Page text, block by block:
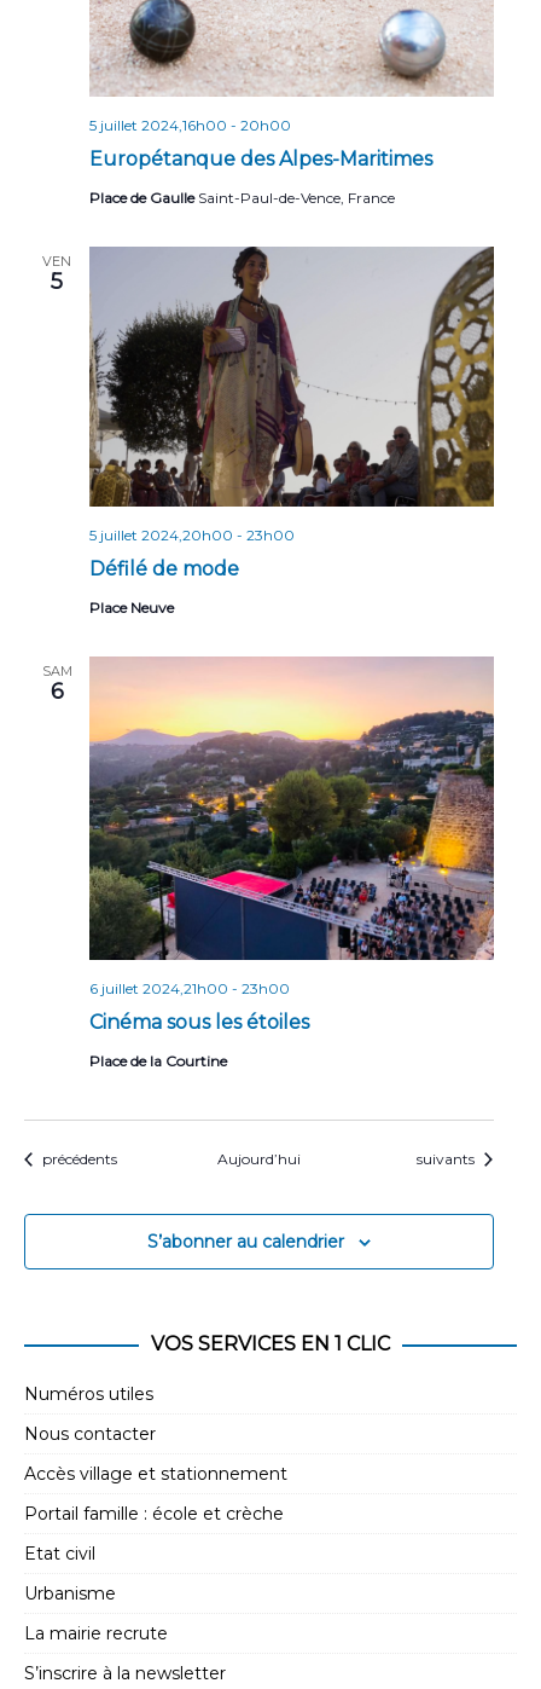
Europétanque des Alpes-Maritimes
5 juillet 2024,16h00 - 20h00
Place de Gaulle Saint-Paul-de-Vence, France
VEN
5
Défilé de mode
5 juillet 2024,20h00 - 23h00
Place Neuve
SAM
6
Cinéma sous les étoiles
6 juillet 2024,21h00 - 23h00
Place de la Courtine
Évènements
précédents Aujourd’hui Évènements
suivants
S’abonner au calendrier
VOS SERVICES EN 1 CLIC
Numéros utiles
Nous contacter
Accès village et stationnement
Portail famille : école et crèche
Etat civil
Urbanisme
La mairie recrute
S’inscrire à la newsletter